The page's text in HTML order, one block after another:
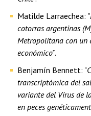
Matilde Larraechea: "
cotorras argentinas
Metropolitana con un
económico".
Benjamín Bennett: "
transcriptómica del
variante del Virus de
en peces